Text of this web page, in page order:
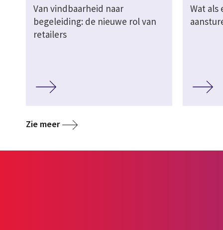
Van vindbaarheid naar
begeleiding: de nieuwe rol van
retailers
Wat als
Zie meer